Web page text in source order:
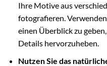
Ihre Motive aus
fotografieren.
einen Überblick zu
Details hervorzuheben.
Nutzen Sie das